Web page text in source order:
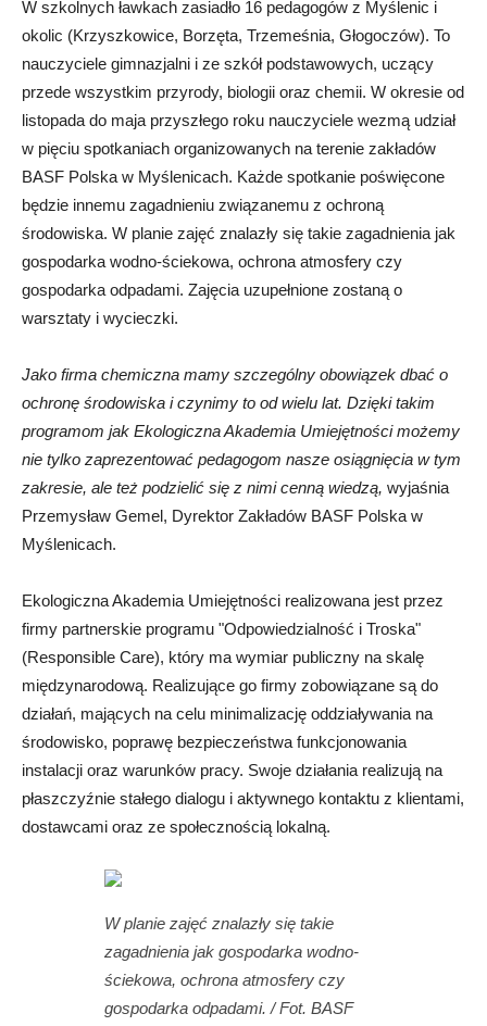
W szkolnych ławkach zasiadło 16 pedagogów z Myślenic i
okolic (Krzyszkowice, Borzęta, Trzemeśnia, Głogoczów). To
nauczyciele gimnazjalni i ze szkół podstawowych, uczący
przede wszystkim przyrody, biologii oraz chemii. W okresie od
listopada do maja przyszłego roku nauczyciele wezmą udział
w pięciu spotkaniach organizowanych na terenie zakładów
BASF Polska w Myślenicach. Każde spotkanie poświęcone
będzie innemu zagadnieniu związanemu z ochroną
środowiska. W planie zajęć znalazły się takie zagadnienia jak
gospodarka wodno-ściekowa, ochrona atmosfery czy
gospodarka odpadami. Zajęcia uzupełnione zostaną o
warsztaty i wycieczki.
Jako firma chemiczna mamy szczególny obowiązek dbać o
ochronę środowiska i czynimy to od wielu lat. Dzięki takim
programom jak Ekologiczna Akademia Umiejętności możemy
nie tylko zaprezentować pedagogom nasze osiągnięcia w tym
zakresie, ale też podzielić się z nimi cenną wiedzą, wyjaśnia
Przemysław Gemel, Dyrektor Zakładów BASF Polska w
Myślenicach.
Ekologiczna Akademia Umiejętności realizowana jest przez
firmy partnerskie programu "Odpowiedzialność i Troska"
(Responsible Care), który ma wymiar publiczny na skalę
międzynarodową. Realizujące go firmy zobowiązane są do
działań, mających na celu minimalizację oddziaływania na
środowisko, poprawę bezpieczeństwa funkcjonowania
instalacji oraz warunków pracy. Swoje działania realizują na
płaszczyźnie stałego dialogu i aktywnego kontaktu z klientami,
dostawcami oraz ze społecznością lokalną.
W planie zajęć znalazły się takie
zagadnienia jak gospodarka wodno-
ściekowa, ochrona atmosfery czy
gospodarka odpadami. / Fot. BASF